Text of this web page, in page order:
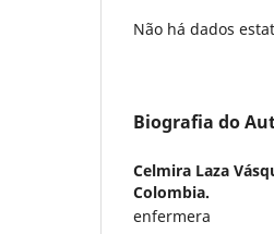
Não há dados
Biografia do
Celmira Laza
Colombia.
enfermera